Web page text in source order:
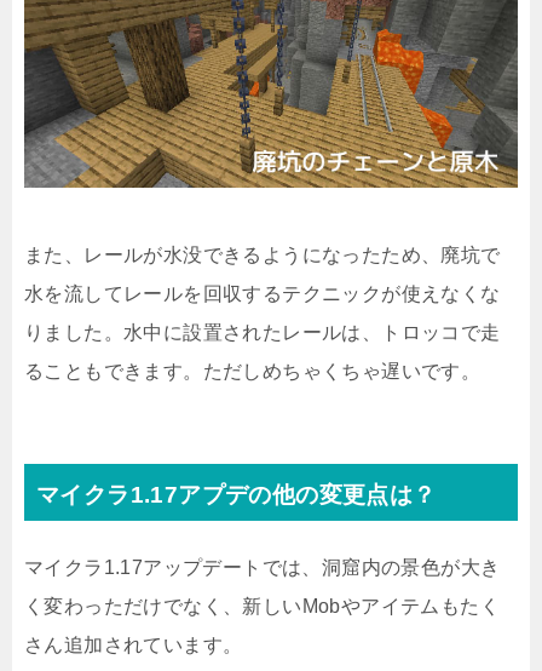
また、レールが水没できるようになったため、廃坑で
水を流してレールを回収するテクニックが使えなくな
りました。水中に設置されたレールは、トロッコで走
ることもできます。ただしめちゃくちゃ遅いです。
マイクラ1.17アプデの他の変更点は？
マイクラ1.17アップデートでは、洞窟内の景色が大き
く変わっただけでなく、新しいMobやアイテムもたく
さん追加されています。